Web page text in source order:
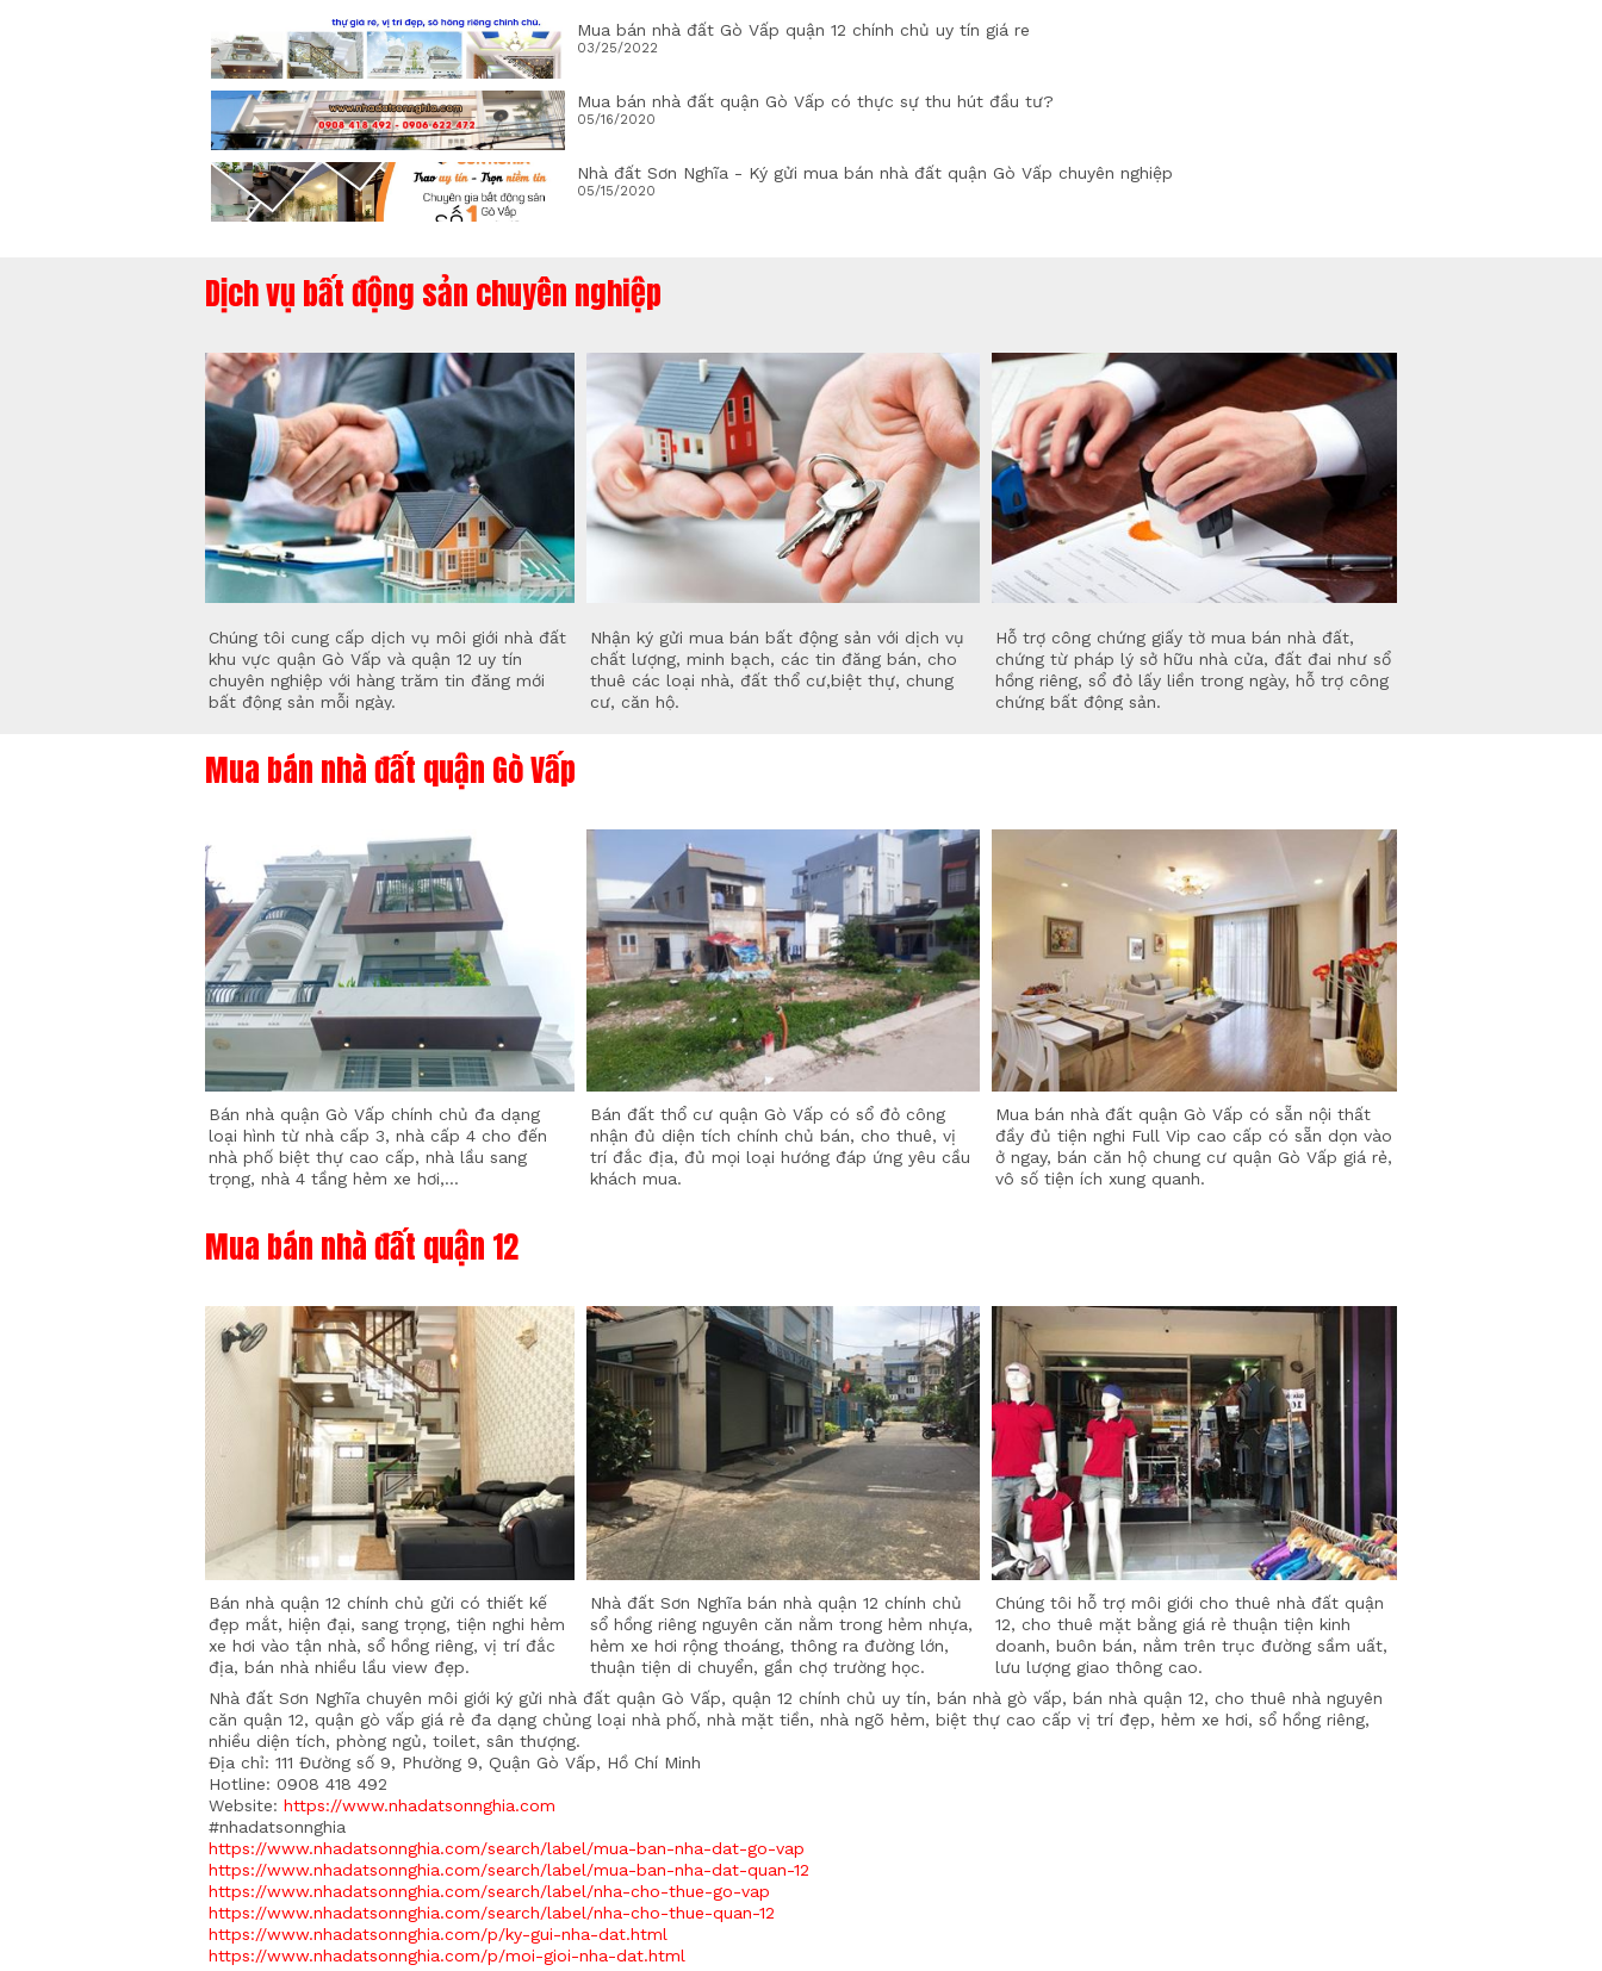
Mua bán nhà đất Gò Vấp quận 12 chính chủ uy tín giá re
03/25/2022
Mua bán nhà đất quận Gò Vấp có thực sự thu hút đầu tư?
05/16/2020
Nhà đất Sơn Nghĩa - Ký gửi mua bán nhà đất quận Gò Vấp chuyên nghiệp
05/15/2020
Dịch vụ bất động sản chuyên nghiệp
Chúng tôi cung cấp dịch vụ môi giới nhà đất
khu vực quận Gò Vấp và quận 12 uy tín
chuyên nghiệp với hàng trăm tin đăng mới
bất động sản mỗi ngày.
Nhận ký gửi mua bán bất động sản với dịch vụ
chất lượng, minh bạch, các tin đăng bán, cho
thuê các loại nhà, đất thổ cư,biệt thự, chung
cư, căn hộ.
Mua bán nhà đất quận Gò Vấp
Bán nhà quận Gò Vấp chính chủ đa dạng
loại hình từ nhà cấp 3, nhà cấp 4 cho đến
nhà phố biệt thự cao cấp, nhà lầu sang
trọng, nhà 4 tầng hẻm xe hơi,...
Bán đất thổ cư quận Gò Vấp có sổ đỏ công
nhận đủ diện tích chính chủ bán, cho thuê, vị
trí đắc địa, đủ mọi loại hướng đáp ứng yêu cầu
khách mua.
Mua bán nhà đất quận Gò Vấp có sẵn nội thất
đầy đủ tiện nghi Full Vip cao cấp có sẵn dọn vào
ở ngay, bán căn hộ chung cư quận Gò Vấp giá rẻ,
vô số tiện ích xung quanh.
Mua bán nhà đất quận 12
Bán nhà quận 12 chính chủ gửi có thiết kế
đẹp mắt, hiện đại, sang trọng, tiện nghi hẻm
xe hơi vào tận nhà, sổ hồng riêng, vị trí đắc
địa, bán nhà nhiều lầu view đẹp.
Nhà đất Sơn Nghĩa bán nhà quận 12 chính chủ
sổ hồng riêng nguyên căn nằm trong hẻm nhựa,
hẻm xe hơi rộng thoáng, thông ra đường lớn,
thuận tiện di chuyển, gần chợ trường học.
Chúng tôi hỗ trợ môi giới cho thuê nhà đất quận
12, cho thuê mặt bằng giá rẻ thuận tiện kinh
doanh, buôn bán, nằm trên trục đường sầm uất,
lưu lượng giao thông cao.
Nhà đất Sơn Nghĩa chuyên môi giới ký gửi nhà đất quận Gò Vấp, quận 12 chính chủ uy tín, bán nhà gò vấp, bán nhà quận 12, cho thuê nhà nguyên
căn quận 12, quận gò vấp giá rẻ đa dạng chủng loại nhà phố, nhà mặt tiền, nhà ngõ hẻm, biệt thự cao cấp vị trí đẹp, hẻm xe hơi, sổ hồng riêng,
nhiều diện tích, phòng ngủ, toilet, sân thượng.
Địa chỉ: 111 Đường số 9, Phường 9, Quận Gò Vấp, Hồ Chí Minh
Hotline: 0908 418 492
Website: https://www.nhadatsonnghia.com
#nhadatsonnghia
https://www.nhadatsonnghia.com/search/label/mua-ban-nha-dat-go-vap
https://www.nhadatsonnghia.com/search/label/mua-ban-nha-dat-quan-12
https://www.nhadatsonnghia.com/search/label/nha-cho-thue-go-vap
https://www.nhadatsonnghia.com/search/label/nha-cho-thue-quan-12
https://www.nhadatsonnghia.com/p/ky-gui-nha-dat.html
https://www.nhadatsonnghia.com/p/moi-gioi-nha-dat.html
Hỗ trợ công chứng giấy tờ mua bán nhà đất,
chứng từ pháp lý sở hữu nhà cửa, đất đai như sổ
hồng riêng, sổ đỏ lấy liền trong ngày, hỗ trợ công
chứng bất động sản.